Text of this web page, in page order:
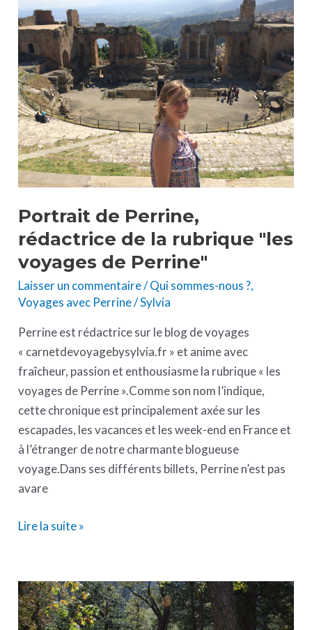
Portrait de Perrine,
rédactrice de la rubrique "les
voyages de Perrine"
Laisser un commentaire/Qui sommes-nous ?,
Voyages avec Perrine/Sylvia
Perrine est rédactrice sur le blog de voyages
« carnetdevoyagebysylvia.fr » et anime avec
fraîcheur, passion et enthousiasme la rubrique « les
voyages de Perrine ».Comme son nom l’indique,
cette chronique est principalement axée sur les
escapades, les vacances et les week-end en France et
à l’étranger de notre charmante blogueuse
voyage.Dans ses différents billets, Perrine n’est pas
avare
de
Perrine,
rédactrice
de
la
rubrique
"les
voyages
de
Perrine"
Lire la suite »
Visiter
Yosémite